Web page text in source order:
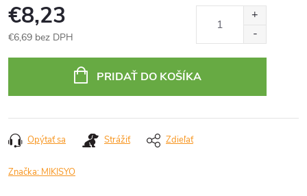
€8,23
€6,69 bez DPH
PRIDAŤ DO KOŠÍKA
Opýtať sa Strážiť Zdieľať
Značka: MIKISYO